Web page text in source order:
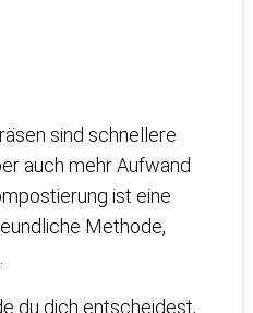
sind schnellere
auch mehr Aufwand
ist eine
Methode,
du dich entscheidest,